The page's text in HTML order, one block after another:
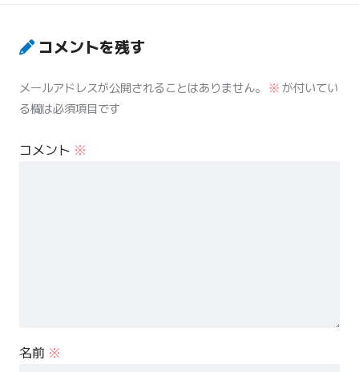
コメントを残す
メールアドレスが公開されることはありません。 ※が付いてい
る欄は必須項目です
コメント ※
名前 ※